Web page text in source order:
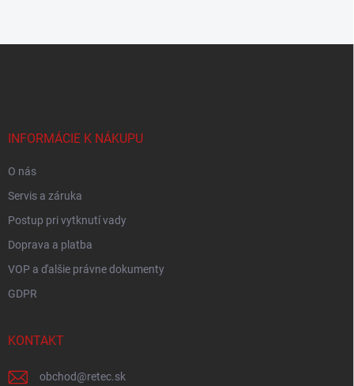
INFORMÁCIE K NÁKUPU
O nás
Servis a záruka
Postup pri vytknutí vady
Doprava a platba
VOP a ďalšie právne dokumenty
GDPR
KONTAKT
obchod@retec.sk